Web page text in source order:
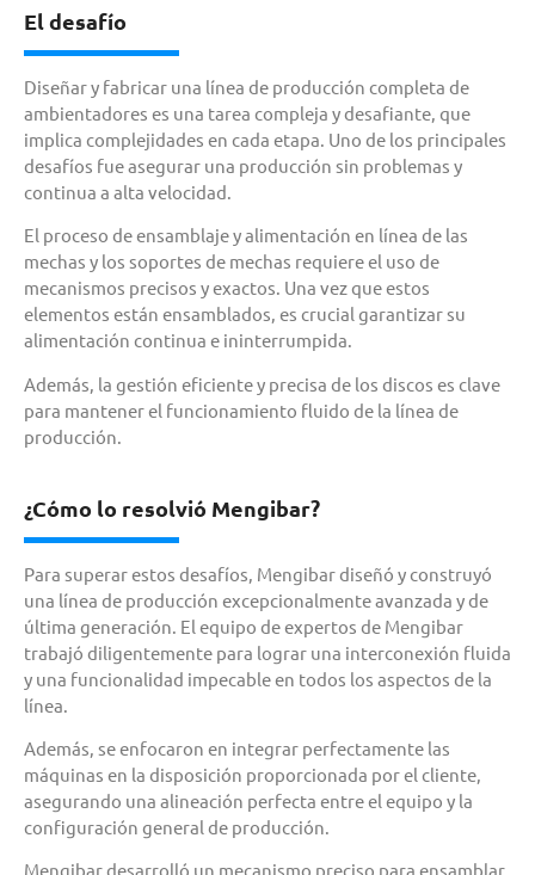
El desafío
Diseñar y fabricar una línea de producción completa de
ambientadores es una tarea compleja y desafiante, que
implica complejidades en cada etapa. Uno de los principales
desafíos fue asegurar una producción sin problemas y
continua a alta velocidad.
El proceso de ensamblaje y alimentación en línea de las
mechas y los soportes de mechas requiere el uso de
mecanismos precisos y exactos. Una vez que estos
elementos están ensamblados, es crucial garantizar su
alimentación continua e ininterrumpida.
Además, la gestión eficiente y precisa de los discos es clave
para mantener el funcionamiento fluido de la línea de
producción.
¿Cómo lo resolvió Mengibar?
Para superar estos desafíos, Mengibar diseñó y construyó
una línea de producción excepcionalmente avanzada y de
última generación. El equipo de expertos de Mengibar
trabajó diligentemente para lograr una interconexión fluida
y una funcionalidad impecable en todos los aspectos de la
línea.
Además, se enfocaron en integrar perfectamente las
máquinas en la disposición proporcionada por el cliente,
asegurando una alineación perfecta entre el equipo y la
configuración general de producción.
Mengibar desarrolló un mecanismo preciso para ensamblar